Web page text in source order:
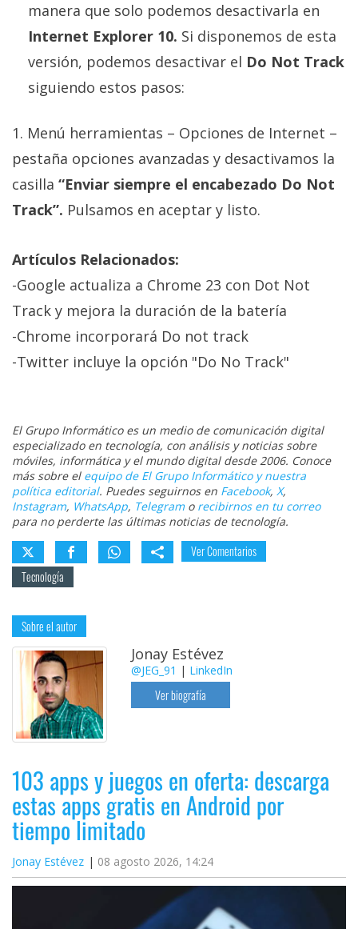
manera que solo podemos desactivarla en
Internet Explorer 10. Si disponemos de esta
versión, podemos desactivar el Do Not Track
siguiendo estos pasos:
1. Menú herramientas – Opciones de Internet –
pestaña opciones avanzadas y desactivamos la
casilla “Enviar siempre el encabezado Do Not
Track”. Pulsamos en aceptar y listo.
Artículos Relacionados:
-Google actualiza a Chrome 23 con Dot Not
Track y mejora la duración de la batería
-Chrome incorporará Do not track
-Twitter incluye la opción "Do No Track"
El Grupo Informático es un medio de comunicación digital
especializado en tecnología, con análisis y noticias sobre
móviles, informática y el mundo digital desde 2006. Conoce
más sobre el equipo de El Grupo Informático y nuestra
política editorial. Puedes seguirnos en Facebook, X,
Instagram, WhatsApp, Telegramo recibirnos en tu correo
para no perderte las últimas noticias de tecnología.
Ver Comentarios
Tecnología
Sobre el autor
Jonay Estévez
@JEG_91 | LinkedIn
Ver biografía
103 apps y juegos en oferta: descarga
estas apps gratis en Android por
tiempo limitado
Jonay Estévez 08 agosto 2026, 14:24